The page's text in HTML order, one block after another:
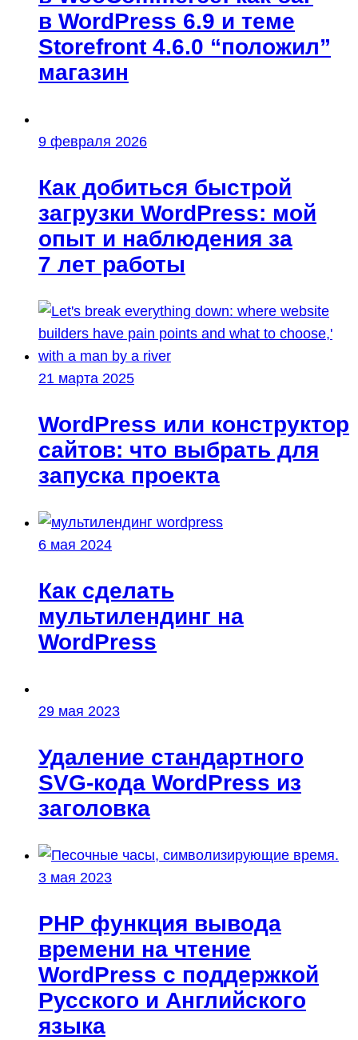
в WordPress 6.9 и теме
Storefront 4.6.0 “положил”
магазин
9 февраля 2026
Как добиться быстрой
загрузки WordPress: мой
опыт и наблюдения за
7 лет работы
21 марта 2025
WordPress или конструктор
сайтов: что выбрать для
запуска проекта
6 мая 2024
Как сделать
мультилендинг на
WordPress
29 мая 2023
Удаление стандартного
SVG-кода WordPress из
заголовка
3 мая 2023
PHP функция вывода
времени на чтение
WordPress с поддержкой
Русского и Английского
языка